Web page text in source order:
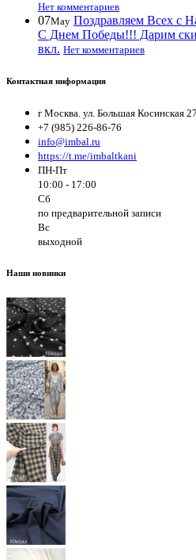
Нет комментариев
07May Поздравляем Всех с
С Днем Победы!!! Дарим
вкл. Нет комментариев
Контактная информация
г Москва. ул. Большая Косинская
+7 (985) 226-86-76
info@imbal.ru
https://t.me/imbaltkani
ПН-Пт
10:00 - 17:00
Сб
по предварительной записи
Вс
выходной
Наши новинки